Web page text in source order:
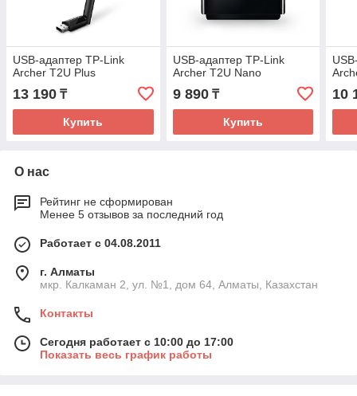
USB-адаптер TP-Link
Archer T2U Plus
13 190 ₸
Купить
USB-адаптер TP-Link
Archer T2U Nano
9 890₸
Купить
10
О нас
Рейтинг не сформирован
Менее 5 отзывов за последний год
Работает с 04.08.2011
г. Алматы
мкр. Калкаман 2, ул. №1, дом 64, Алматы, Казахстан
Контакты
Сегодня работает с 10:00 до 17:00
Показать весь график работы